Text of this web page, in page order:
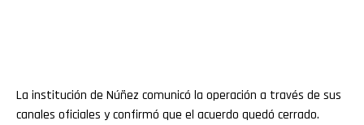
La institución de Núñez comunicó la operación a través de sus
canales oficiales y confirmó que el acuerdo quedó cerrado.